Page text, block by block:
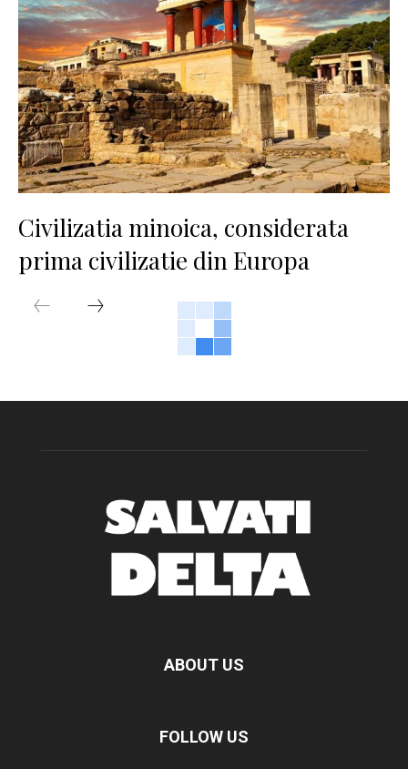
Civilizatia minoica, considerata
prima civilizatie din Europa
ABOUT US
FOLLOW US